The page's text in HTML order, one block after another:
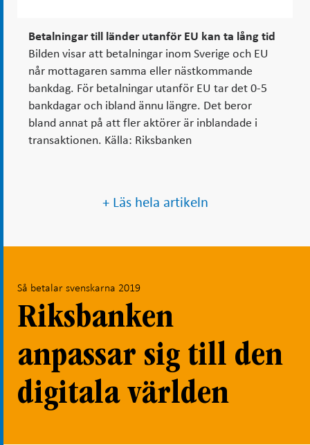
Betalningar till länder utanför EU kan ta lång tid
Bilden visar att betalningar inom Sverige och EU
når mottagaren samma eller nästkommande
bankdag. För betalningar utanför EU tar det 0-5
bankdagar och ibland ännu längre. Det beror
bland annat på att fler aktörer är inblandade i
transaktionen. Källa: Riksbanken
+ Läs hela artikeln
Så betalar svenskarna 2019
Riksbanken
anpassar sig till den
digitala världen